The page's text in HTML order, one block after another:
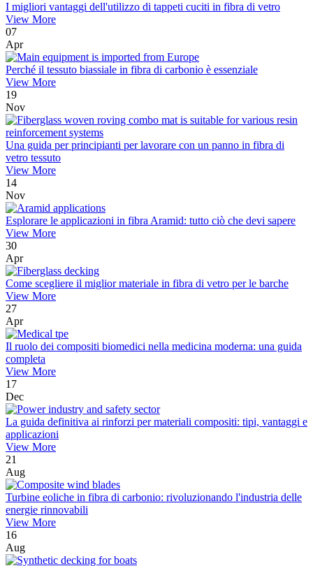
I migliori vantaggi dell'utilizzo di tappeti cuciti in fibra di vetro
View More
07
Apr
Perché il tessuto biassiale in fibra di carbonio è essenziale
View More
19
Nov
Una guida per principianti per lavorare con un panno in fibra di
vetro tessuto
View More
14
Nov
Esplorare le applicazioni in fibra Aramid: tutto ciò che devi sapere
View More
30
Apr
Come scegliere il miglior materiale in fibra di vetro per le barche
View More
27
Apr
Il ruolo dei compositi biomedici nella medicina moderna: una guida
completa
View More
17
Dec
La guida definitiva ai rinforzi per materiali compositi: tipi, vantaggi e
applicazioni
View More
21
Aug
Turbine eoliche in fibra di carbonio: rivoluzionando l'industria delle
energie rinnovabili
View More
16
Aug